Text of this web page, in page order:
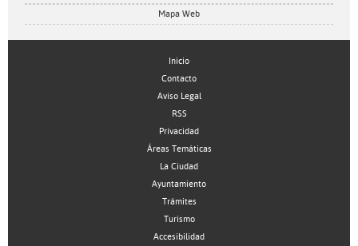
Mapa Web
Inicio
Contacto
Aviso Legal
RSS
Privacidad
Áreas Temáticas
La Ciudad
Ayuntamiento
Trámites
Turismo
Accesibilidad